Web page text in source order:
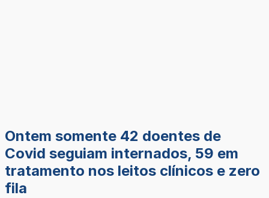
Ontem somente 42 doentes de
Covid seguiam internados, 59 em
tratamento nos leitos clínicos e zero
fila